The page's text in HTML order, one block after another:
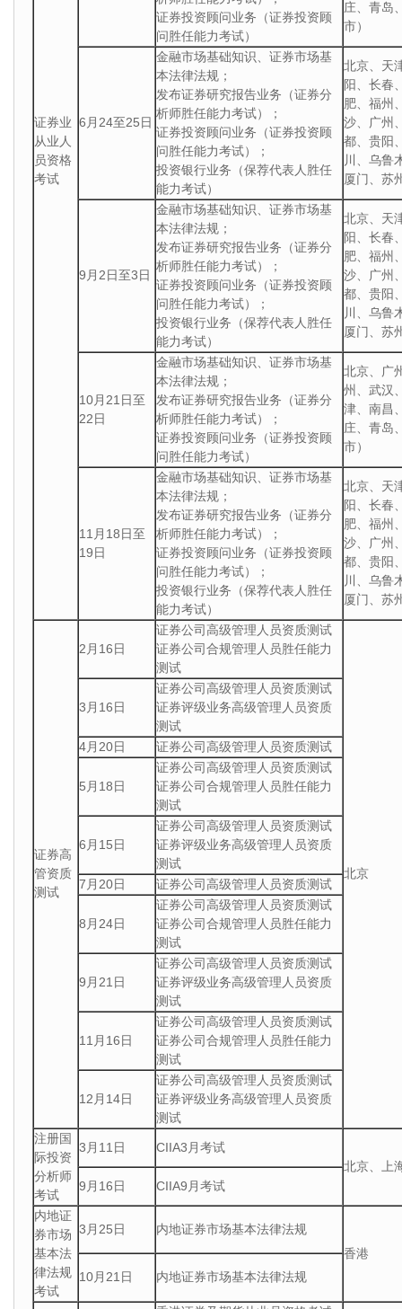
证券业
从业人
员资格
考试
证券投资顾问业务（证券投资顾
问胜任能力考试）
庄、青岛
市）
6月24至25日
金融市场基础知识、证券市场基
本法律法规；
发布证券研究报告业务（证券分
析师胜任能力考试）；
证券投资顾问业务（证券投资顾
问胜任能力考试）；
投资银行业务（保荐代表人胜任
能力考试）
北京、天
阳、长春
肥、福州
沙、广州
都、贵阳
川、乌鲁
厦门、苏
9月2日至3日
金融市场基础知识、证券市场基
本法律法规；
发布证券研究报告业务（证券分
析师胜任能力考试）；
证券投资顾问业务（证券投资顾
问胜任能力考试）；
投资银行业务（保荐代表人胜任
能力考试）
北京、天
阳、长春
肥、福州
沙、广州
都、贵阳
川、乌鲁
厦门、苏
10月21日至
22日
金融市场基础知识、证券市场基
本法律法规；
发布证券研究报告业务（证券分
析师胜任能力考试）；
证券投资顾问业务（证券投资顾
问胜任能力考试）
北京、广
州、武汉
津、南昌
庄、青岛
市）
11月18日至
19日
金融市场基础知识、证券市场基
本法律法规；
发布证券研究报告业务（证券分
析师胜任能力考试）；
证券投资顾问业务（证券投资顾
问胜任能力考试）；
投资银行业务（保荐代表人胜任
能力考试）
北京、天
阳、长春
肥、福州
沙、广州
都、贵阳
川、乌鲁
厦门、苏
证券高
管资质
测试
2月16日
证券公司高级管理人员资质测试
证券公司合规管理人员胜任能力
测试
北京
3月16日
证券公司高级管理人员资质测试
证券评级业务高级管理人员资质
测试
4月20日
证券公司高级管理人员资质测试
5月18日
证券公司高级管理人员资质测试
证券公司合规管理人员胜任能力
测试
6月15日
证券公司高级管理人员资质测试
证券评级业务高级管理人员资质
测试
7月20日
证券公司高级管理人员资质测试
8月24日
证券公司高级管理人员资质测试
证券公司合规管理人员胜任能力
测试
9月21日
证券公司高级管理人员资质测试
证券评级业务高级管理人员资质
测试
11月16日
证券公司高级管理人员资质测试
证券公司合规管理人员胜任能力
测试
12月14日
证券公司高级管理人员资质测试
证券评级业务高级管理人员资质
测试
注册国
际投资
分析师
考试
3月11日
CIIA3月考试
北京、上
9月16日
CIIA9月考试
内地证
券市场
基本法
律法规
考试
3月25日
内地证券市场基本法律法规
香港
10月21日
内地证券市场基本法律法规